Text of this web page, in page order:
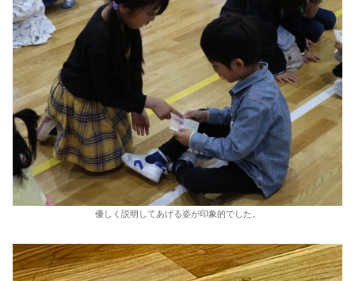
優しく説明してあげる姿が印象的でした。